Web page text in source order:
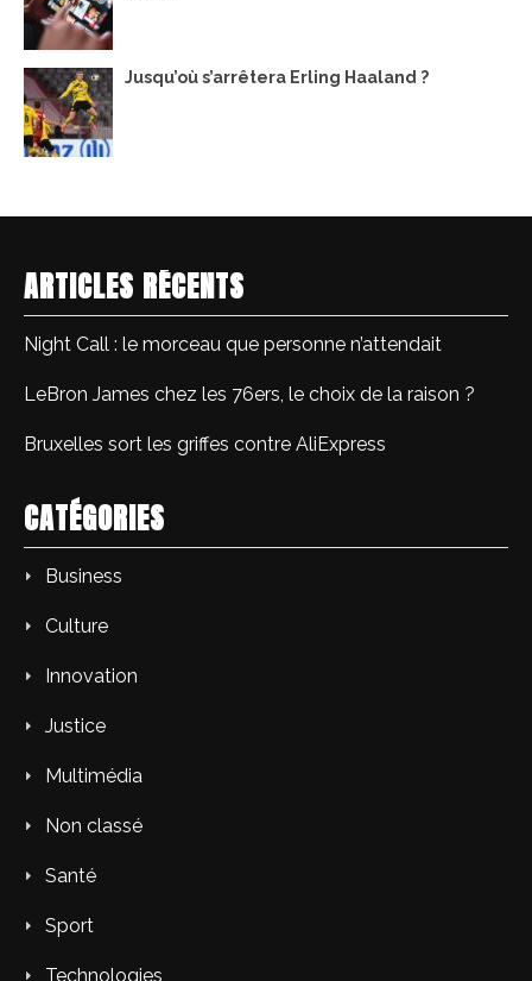
Jusqu’où s’arrêtera Erling Haaland ?
ARTICLES RÉCENTS
Night Call : le morceau que personne n’attendait
LeBron James chez les 76ers, le choix de la raison ?
Bruxelles sort les griffes contre AliExpress
CATÉGORIES
Business
Culture
Innovation
Justice
Multimédia
Non classé
Santé
Sport
Technologies